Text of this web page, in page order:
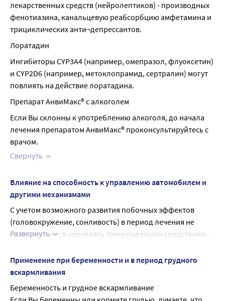
лекарственных средств (нейролептиков) - производных
фенотиазина, канальцевую реабсорбцию амфетамина и
трициклических анти¬депрессантов.
Лоратадин
Ингибиторы СYР3А4 (например, омепразол, флуоксетин)
и СYР2D6 (например, метоклопрамид, сертралин) могут
повлиять на действие лоратадина.
Препарат АнвиМакс® с алкоголем
Если Вы склонны к употреблению алкоголя, до начала
лечения препаратом АнвиМакс® проконсультируйтесь с
врачом.
Свернуть
Влияние на способность к управлению автомобилем и
другими механизмами
С учетом возможного развития побочных эффектов
(головокружение, сонливость) в период лечения не
реко-мендуется управлять транспортными средствами и
повышенной концентрации внимания и высокой
скорости психомоторных реакций (оценка различных
Развернуть
Применение при беременности и в период грудного
вскармливания
Беременность и грудное вскармливание